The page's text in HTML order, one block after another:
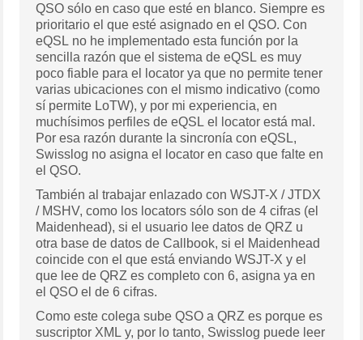
QSO sólo en caso que esté en blanco. Siempre es
prioritario el que esté asignado en el QSO. Con
eQSL no he implementado esta función por la
sencilla razón que el sistema de eQSL es muy
poco fiable para el locator ya que no permite tener
varias ubicaciones con el mismo indicativo (como
sí permite LoTW), y por mi experiencia, en
muchísimos perfiles de eQSL el locator está mal.
Por esa razón durante la sincronía con eQSL,
Swisslog no asigna el locator en caso que falte en
el QSO.
También al trabajar enlazado con WSJT-X / JTDX
/ MSHV, como los locators sólo son de 4 cifras (el
Maidenhead), si el usuario lee datos de QRZ u
otra base de datos de Callbook, si el Maidenhead
coincide con el que está enviando WSJT-X y el
que lee de QRZ es completo con 6, asigna ya en
el QSO el de 6 cifras.
Como este colega sube QSO a QRZ es porque es
suscriptor XML y, por lo tanto, Swisslog puede leer